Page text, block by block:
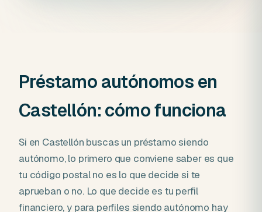
Préstamo autónomos en
Castellón: cómo funciona
Si en Castellón buscas un préstamo siendo
autónomo, lo primero que conviene saber es que
tu código postal no es lo que decide si te
aprueban o no. Lo que decide es tu perfil
financiero, y para perfiles siendo autónomo hay